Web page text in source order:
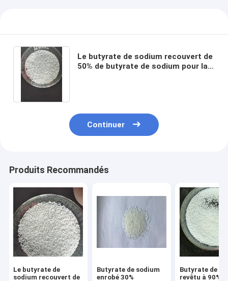
Le butyrate de sodium recouvert de
50% de butyrate de sodium pour la
Continuer
Produits Recommandés
Le butyrate de
sodium recouvert de
Butyrate de sodium
enrobé 30%
Butyrate de
revêtu à 90%